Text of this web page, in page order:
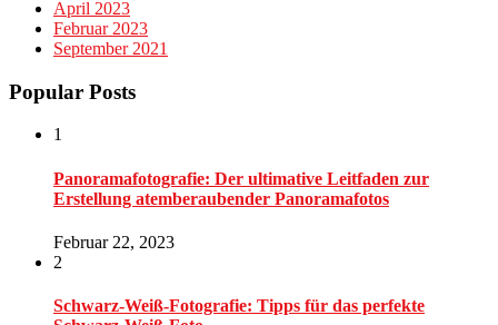
April 2023
Februar 2023
September 2021
Popular Posts
1
Panoramafotografie: Der ultimative Leitfaden zur
Erstellung atemberaubender Panoramafotos
Februar 22, 2023
2
Schwarz-Weiß-Fotografie: Tipps für das perfekte